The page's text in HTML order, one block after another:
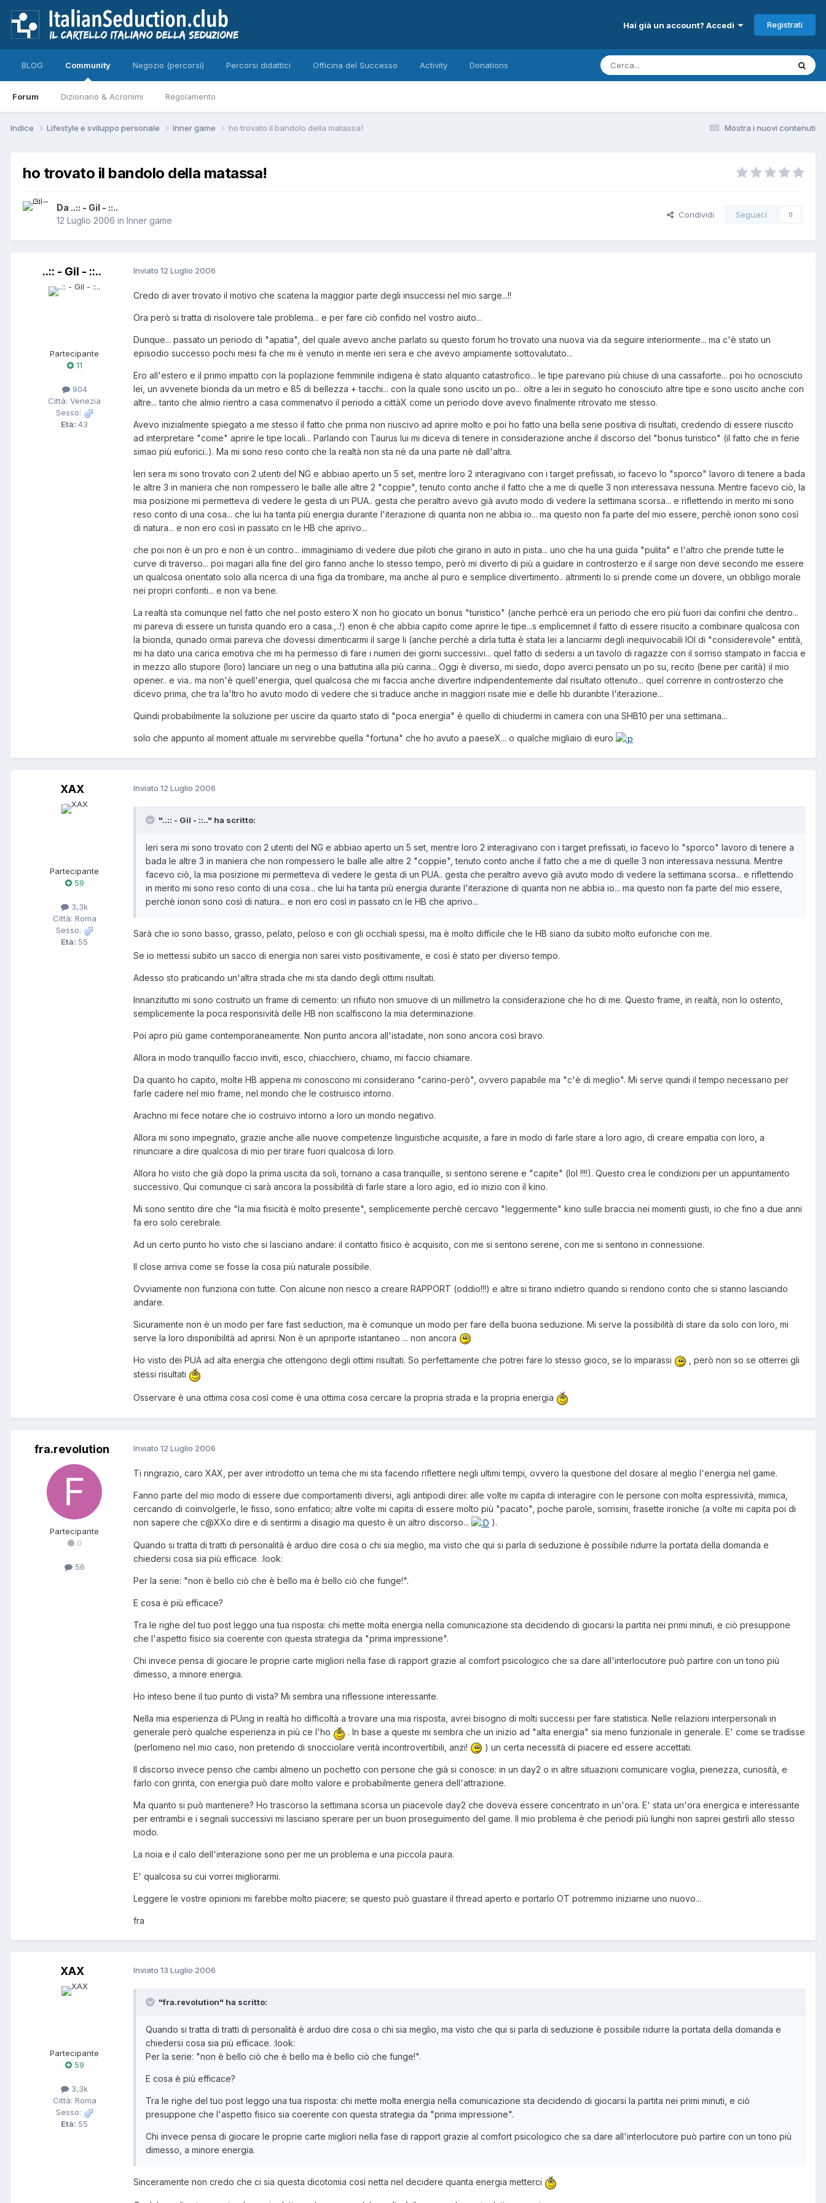
Hai già un account? Accedi Registrati
BLOG Community
Forum Dizionario & Acronimi Regolamento
Negozio (percorsi) Percorsi didattici Officina del Successo Activity Donations
Mostra i nuovi contenuti
Indice Lifestyle e sviluppo personale Inner game ho trovato il bandolo della matassa!
ho trovato il bandolo della matassa!
Da ..:: - Gil - ::..
12 Luglio 2006 in Inner game
Condividi Seguaci 0
..:: - Gil - ::..
Partecipante
11
904
Città: Venezia
Sesso:
Età: 43
Inviato 12 Luglio 2006
Credo di aver trovato il motivo che scatena la maggior parte degli insuccessi nel mio sarge...!!
Ora però si tratta di risolovere tale problema... e per fare ciò confido nel vostro aiuto...
Dunque... passato un periodo di "apatia", del quale avevo anche parlato su questo forum ho trovato una nuova via da seguire interiormente... ma c'è stato un
episodio successo pochi mesi fa che mi è venuto in mente ieri sera e che avevo ampiamente sottovalutato...
Ero all'estero e il primo impatto con la poplazione femminile indigena è stato alquanto catastrofico... le tipe parevano più chiuse di una cassaforte... poi ho ocnosciuto
lei, un avvenete bionda da un metro e 85 di bellezza + tacchi... con la quale sono uscito un po... oltre a lei in seguito ho conosciuto altre tipe e sono uscito anche con
altre... tanto che almio rientro a casa commenatvo il periodo a cittàX come un periodo dove avevo finalmente ritrovato me stesso.
Avevo inizialmente spiegato a me stesso il fatto che prima non riuscivo ad aprire molto e poi ho fatto una bella serie positiva di risultati, credendo di essere riuscito
ad interpretare "come" aprire le tipe locali... Parlando con Taurus lui mi diceva di tenere in considerazione anche il discorso del "bonus turistico" (il fatto che in ferie
simao più euforici..). Ma mi sono reso conto che la realtà non sta nè da una parte nè dall'altra.
Ieri sera mi sono trovato con 2 utenti del NG e abbiao aperto un 5 set, mentre loro 2 interagivano con i target prefissati, io facevo lo "sporco" lavoro di tenere a bada
le altre 3 in maniera che non rompessero le balle alle altre 2 "coppie", tenuto conto anche il fatto che a me di quelle 3 non interessava nessuna. Mentre facevo ciò, la
mia posizione mi permetteva di vedere le gesta di un PUA.. gesta che peraltro avevo già avuto modo di vedere la settimana scorsa... e riflettendo in merito mi sono
reso conto di una cosa... che lui ha tanta più energia durante l'iterazione di quanta non ne abbia io... ma questo non fa parte del mio essere, perchè ionon sono così
di natura... e non ero così in passato cn le HB che aprivo...
che poi non è un pro e non è un contro... immaginiamo di vedere due piloti che girano in auto in pista... uno che ha una guida "pulita" e l'altro che prende tutte le
curve di traverso... poi magari alla fine del giro fanno anche lo stesso tempo, però mi diverto di più a guidare in controsterzo e il sarge non deve secondo me essere
un qualcosa orientato solo alla ricerca di una figa da trombare, ma anche al puro e semplice divertimento.. altrimenti lo si prende come un dovere, un obbligo morale
nei propri confonti... e non va bene.
La realtà sta comunque nel fatto che nel posto estero X non ho giocato un bonus "turistico" (anche perhcè era un periodo che ero più fuori dai confini che dentro...
mi pareva di essere un turista quando ero a casa.,..!) enon è che abbia capito come aprire le tipe...s emplicemnet il fatto di essere risucito a combinare qualcosa con
la bionda, qunado ormai pareva che dovessi dimenticarmi il sarge li (anche perchè a dirla tutta è stata lei a lanciarmi degli inequivocabili IOI di "considerevole" entità,
mi ha dato una carica emotiva che mi ha permesso di fare i numeri dei giorni successivi... quel fatto di sedersi a un tavolo di ragazze con il sorriso stampato in faccia e
in mezzo allo stupore (loro) lanciare un neg o una battutina alla più carina... Oggi è diverso, mi siedo, dopo averci pensato un po su, recito (bene per carità) il mio
opener.. e via.. ma non'è quell'energia, quel qualcosa che mi faccia anche divertire indipendentemente dal risultato ottenuto... quel correnre in controsterzo che
dicevo prima, che tra la'ltro ho avuto modo di vedere che si traduce anche in maggiori risate mie e delle hb duranbte l'iterazione...
Quindi probabilmente la soluzione per uscire da quarto stato di "poca energia" è quello di chiudermi in camera con una SHB10 per una settimana...
solo che appunto al moment attuale mi servirebbe quella "fortuna" che ho avuto a paeseX... o qualche migliaio di euro
XAX
Partecipante
59
3,3k
Città: Roma
Sesso:
Età: 55
Inviato 12 Luglio 2006
"..:: - Gil - ::.." ha scritto:
Ieri sera mi sono trovato con 2 utenti del NG e abbiao aperto un 5 set, mentre loro 2 interagivano con i target prefissati, io facevo lo "sporco" lavoro di tenere a
bada le altre 3 in maniera che non rompessero le balle alle altre 2 "coppie", tenuto conto anche il fatto che a me di quelle 3 non interessava nessuna. Mentre
facevo ciò, la mia posizione mi permetteva di vedere le gesta di un PUA.. gesta che peraltro avevo già avuto modo di vedere la settimana scorsa... e riflettendo
in merito mi sono reso conto di una cosa... che lui ha tanta più energia durante l'iterazione di quanta non ne abbia io... ma questo non fa parte del mio essere,
perchè ionon sono così di natura... e non ero così in passato cn le HB che aprivo...
Sarà che io sono basso, grasso, pelato, peloso e con gli occhiali spessi, ma è molto difficile che le HB siano da subito molto euforiche con me.
Se io mettessi subito un sacco di energia non sarei visto positivamente, e così è stato per diverso tempo.
Adesso sto praticando un'altra strada che mi sta dando degli ottimi risultati.
Innanzitutto mi sono costruito un frame di cemento: un rifiuto non smuove di un millimetro la considerazione che ho di me. Questo frame, in realtà, non lo ostento,
semplicemente la poca responsività delle HB non scalfiscono la mia determinazione.
Poi apro più game contemporaneamente. Non punto ancora all'istadate, non sono ancora così bravo.
Allora in modo tranquillo faccio inviti, esco, chiacchiero, chiamo, mi faccio chiamare.
Da quanto ho capito, molte HB appena mi conoscono mi considerano "carino-però", ovvero papabile ma "c'è di meglio". Mi serve quindi il tempo necessario per
farle cadere nel mio frame, nel mondo che le costruisco intorno.
Arachno mi fece notare che io costruivo intorno a loro un mondo negativo.
Allora mi sono impegnato, grazie anche alle nuove competenze linguistiche acquisite, a fare in modo di farle stare a loro agio, di creare empatia con loro, a
rinunciare a dire qualcosa di mio per tirare fuori qualcosa di loro.
Allora ho visto che già dopo la prima uscita da soli, tornano a casa tranquille, si sentono serene e "capite" (lol !!!!). Questo crea le condizioni per un appuntamento
successivo. Qui comunque ci sarà ancora la possibilità di farle stare a loro agio, ed io inizio con il kino.
Mi sono sentito dire che "la mia fisicità è molto presente", semplicemente perchè cercavo "leggermente" kino sulle braccia nei momenti giusti, io che fino a due anni
fa ero solo cerebrale.
Ad un certo punto ho visto che si lasciano andare: il contatto fisico è acquisito, con me si sentono serene, con me si sentono in connessione.
Il close arriva come se fosse la cosa più naturale possibile.
Ovviamente non funziona con tutte. Con alcune non riesco a creare RAPPORT (oddio!!!) e altre si tirano indietro quando si rendono conto che si stanno lasciando
andare.
Sicuramente non è un modo per fare fast seduction, ma è comunque un modo per fare della buona seduzione. Mi serve la possibilità di stare da solo con loro, mi
serve la loro disponibilità ad aprirsi. Non è un apriporte istantaneo ... non ancora
Ho visto dei PUA ad alta energia che ottengono degli ottimi risultati. So perfettamente che potrei fare lo stesso gioco, se lo imparassi
, però non so se otterrei gli
stessi risultati
Osservare è una ottima cosa così come è una ottima cosa cercare la propria strada e la propria energia
fra.revolution
Partecipante
0
56
Inviato 12 Luglio 2006
Ti ringrazio, caro XAX, per aver introdotto un tema che mi sta facendo riflettere negli ultimi tempi, ovvero la questione del dosare al meglio l'energia nel game.
Fanno parte del mio modo di essere due comportamenti diversi, agli antipodi direi: alle volte mi capita di interagire con le persone con molta espressività, mimica,
cercando di coinvolgerle, le fisso, sono enfatico; altre volte mi capita di essere molto più "pacato", poche parole, sorrisini, frasette ironiche (a volte mi capita poi di
non sapere che c@XXo dire e di sentirmi a disagio ma questo è un altro discorso...
).
Quando si tratta di tratti di personalità è arduo dire cosa o chi sia meglio, ma visto che qui si parla di seduzione è possibile ridurre la portata della domanda e
chiedersi cosa sia più efficace. :look:
Per la serie: "non è bello ciò che è bello ma è bello ciò che funge!".
E cosa è più efficace?
Tra le righe del tuo post leggo una tua risposta: chi mette molta energia nella comunicazione sta decidendo di giocarsi la partita nei primi minuti, e ciò presuppone
che l'aspetto fisico sia coerente con questa strategia da "prima impressione".
Chi invece pensa di giocare le proprie carte migliori nella fase di rapport grazie al comfort psicologico che sa dare all'interlocutore può partire con un tono più
dimesso, a minore energia.
Ho inteso bene il tuo punto di vista? Mi sembra una riflessione interessante.
Nella mia esperienza di PUing in realtà ho difficoltà a trovare una mia risposta, avrei bisogno di molti successi per fare statistica. Nelle relazioni interpersonali in
generale però qualche esperienza in più ce l'ho
. In base a queste mi sembra che un inizio ad "alta energia" sia meno funzionale in generale. E' come se tradisse
(perlomeno nel mio caso, non pretendo di snocciolare verità incontrovertibili, anzi!
) un certa necessità di piacere ed essere accettati.
Il discorso invece penso che cambi almeno un pochetto con persone che già si conosce: in un day2 o in altre situazioni comunicare voglia, pienezza, curiosità, e
farlo con grinta, con energia può dare molto valore e probabilmente genera dell'attrazione.
Ma quanto si può mantenere? Ho trascorso la settimana scorsa un piacevole day2 che doveva essere concentrato in un'ora. E' stata un'ora energica e interessante
per entrambi e i segnali successivi mi lasciano sperare per un buon proseguimento del game. Il mio problema è che periodi più lunghi non saprei gestirli allo stesso
modo.
La noia e il calo dell'interazione sono per me un problema e una piccola paura.
E' qualcosa su cui vorrei migliorarmi.
Leggere le vostre opinioni mi farebbe molto piacere; se questo può guastare il thread aperto e portarlo OT potremmo iniziarne uno nuovo...
fra
XAX
Partecipante
59
3,3k
Città: Roma
Sesso:
Età: 55
Inviato 13 Luglio 2006
"fra.revolution" ha scritto:
Quando si tratta di tratti di personalità è arduo dire cosa o chi sia meglio, ma visto che qui si parla di seduzione è possibile ridurre la portata della domanda e
chiedersi cosa sia più efficace. :look:
Per la serie: "non è bello ciò che è bello ma è bello ciò che funge!".
E cosa è più efficace?
Tra le righe del tuo post leggo una tua risposta: chi mette molta energia nella comunicazione sta decidendo di giocarsi la partita nei primi minuti, e ciò
presuppone che l'aspetto fisico sia coerente con questa strategia da "prima impressione".
Chi invece pensa di giocare le proprie carte migliori nella fase di rapport grazie al comfort psicologico che sa dare all'interlocutore può partire con un tono più
dimesso, a minore energia.
Sinceramente non credo che ci sia questa dicotomia così netta nel decidere quanta energia metterci